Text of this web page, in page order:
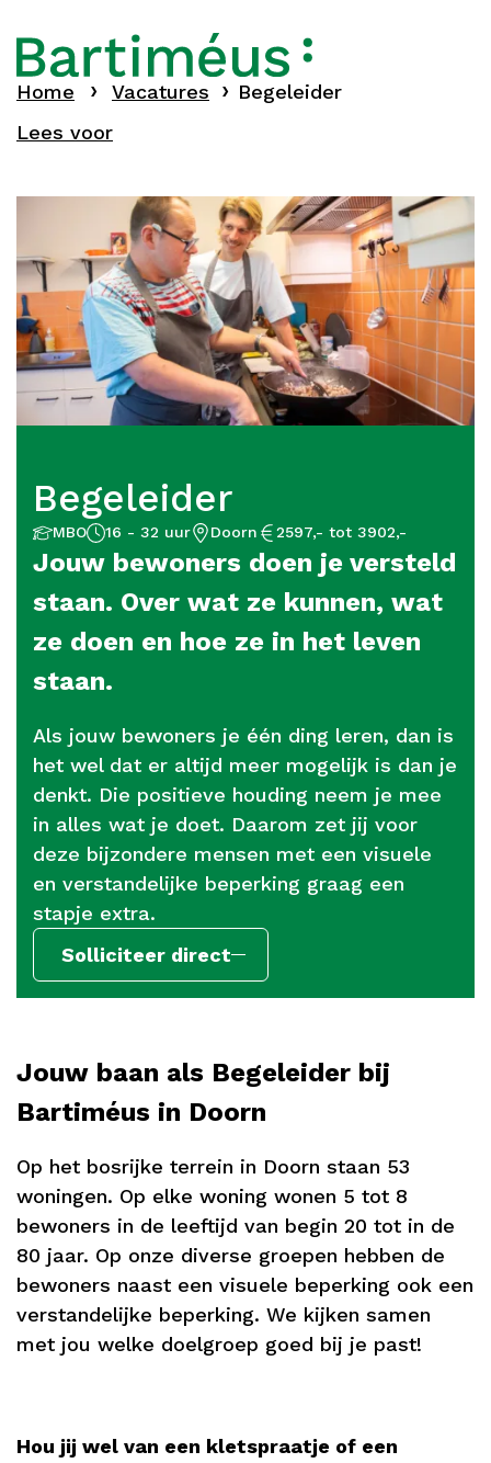
Home Vacatures
Begeleider
Lees voor
Begeleider
Opleidingsniveau
MBO
Aantal
uur
16 - 32 uur
Locatie Doorn
Salaris 2597,- tot 3902,-
Jouw bewoners doen je versteld
staan. Over wat ze kunnen, wat
ze doen en hoe ze in het leven
staan.
Als jouw bewoners je één ding leren, dan is
het wel dat er altijd meer mogelijk is dan je
denkt. Die positieve houding neem je mee
in alles wat je doet. Daarom zet jij voor
deze bijzondere mensen met een visuele
en verstandelijke beperking graag een
stapje extra.
Solliciteer direct
Jouw baan als Begeleider bij
Bartiméus in Doorn
Op het bosrijke terrein in Doorn staan 53
woningen. Op elke woning wonen 5 tot 8
bewoners in de leeftijd van begin 20 tot in de
80 jaar. Op onze diverse groepen hebben de
bewoners naast een visuele beperking ook een
verstandelijke beperking. We kijken samen
met jou welke doelgroep goed bij je past!
Hou jij wel van een kletspraatje of een